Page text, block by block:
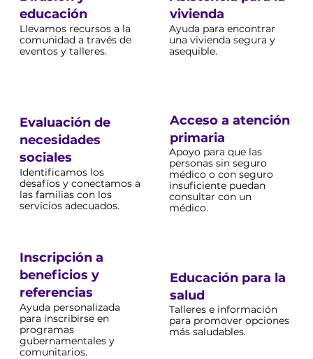
educación
Llevamos recursos a la
comunidad a través de
eventos y talleres.
vivienda
Ayuda para encontrar
una vivienda segura y
asequible.
Evaluación de
necesidades
sociales
Identificamos los
desafíos y conectamos a
las familias con los
servicios adecuados.
Acceso a atención
primaria
Apoyo para que las
personas sin seguro
médico o con seguro
insuficiente puedan
consultar con un
médico.
Inscripción a
beneficios y
referencias
Ayuda personalizada
para inscribirse en
programas
gubernamentales y
comunitarios.
Educación para la
salud
Talleres e información
para promover opciones
más saludables.